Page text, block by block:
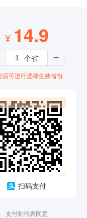
¥ 14.9
后可进行选择生效省份
扫码支付
支付则代表同意